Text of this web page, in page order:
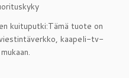
kuituputki:Tämä tuote on
kaapeli-tv-